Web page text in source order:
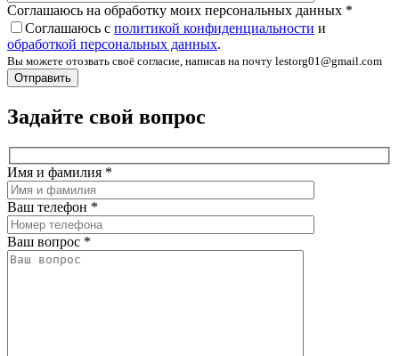
Соглашаюсь на обработку моих персональных данных *
Соглашаюсь с политикой конфиденциальности и
обработкой персональных данных.
Вы можете отозвать своё согласие, написав на почту lestorg01@gmail.com
Задайте свой вопрос
Имя и фамилия *
Ваш телефон *
Ваш вопрос *